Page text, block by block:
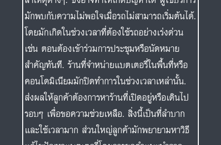
คอนโดมิเนียมมักปิดทำการในช่วงเวลาเหล่านั้น.
ส่งผลให้ลูกค้าต้องการหาร้านที่เปิดอยู่หรือเดินไป
รอบๆ เพื่อขอความช่วยเหลือ. สิ่งนี้เป็นที่ลำบาก
และใช้เวลามาก ส่วนใหญ่ลูกค้ามักพยายามหาวิธี
แก้ไขปัญหาแบตเตอรี่โดยการขอคำแนะนำจาก
เพื่อนหรือคนรู้จัก. แต่ร้านค้าเหล่านั้นมักเสนอราคา
ที่สูงเนื่องจากค่าใช้จ่ายในการเดินทางและค่า
บริการนอกเวลาทำการปกติ. อีกทางหนึ่ง บาง